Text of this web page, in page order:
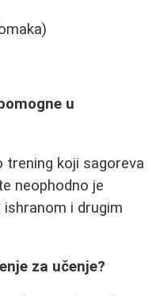
u
trening koji sagoreva
neophodno je
i drugim
za učenje?